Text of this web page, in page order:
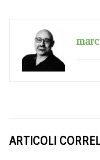
ARTICOLI